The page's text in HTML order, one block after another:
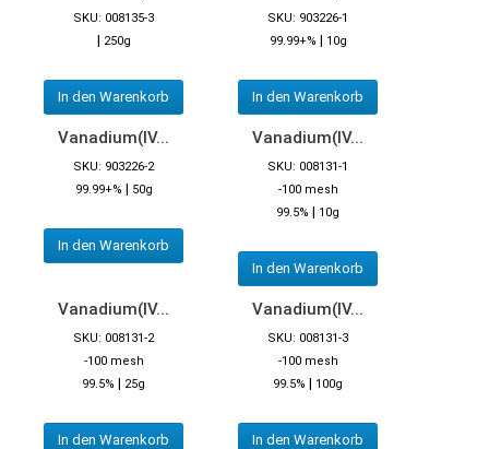
SKU: 008135-3
| 250g
In den Warenkorb
SKU: 903226-1
99.99+% | 10g
In den Warenkorb
Vanadium(IV...
SKU: 903226-2
99.99+% | 50g
In den Warenkorb
Vanadium(IV...
SKU: 008131-1
-100 mesh
99.5% | 10g
In den Warenkorb
Vanadium(IV...
SKU: 008131-2
-100 mesh
99.5% | 25g
In den Warenkorb
Vanadium(IV...
SKU: 008131-3
-100 mesh
99.5% | 100g
In den Warenkorb